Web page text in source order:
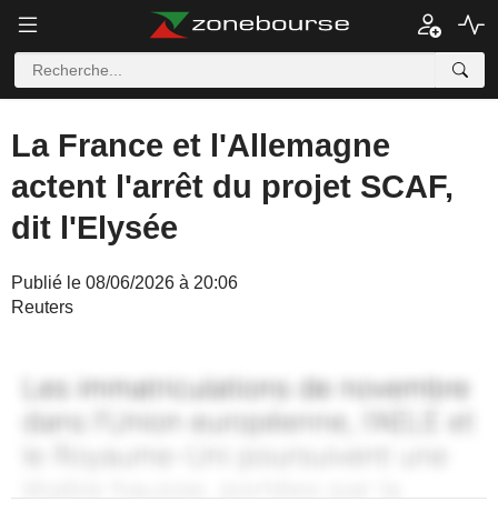
La France et l'Allemagne
actent l'arrêt du projet SCAF,
dit l'Elysée
Publié le 08/06/2026 à 20:06
Reuters